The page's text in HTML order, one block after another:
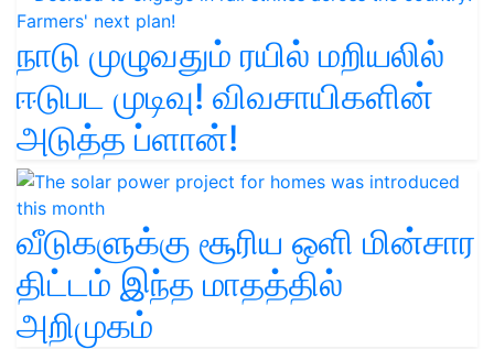
நாடு முழுவதும் ரயில் மறியலில்
ஈடுபட முடிவு! விவசாயிகளின்
அடுத்த ப்ளான்!
வீடுகளுக்கு சூரிய ஒளி மின்சார
திட்டம் இந்த மாதத்தில்
அறிமுகம்